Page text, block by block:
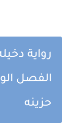
رواية
الفصل
حزينه